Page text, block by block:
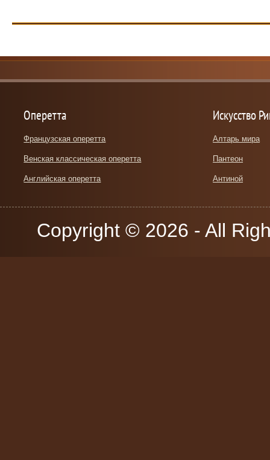
Оперетта
Французская оперетта
Венская классическая оперетта
Английская оперетта
Искусство
Алтарь мира
Пантеон
Антиной
Copyright © 2026 - All